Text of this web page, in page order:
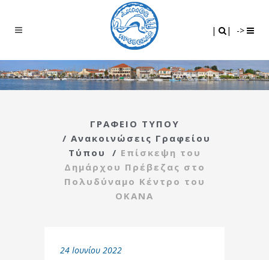
| | ->
ΓΡΑΦΕΙΟ ΤΥΠΟΥ
/ Ανακοινώσεις Γραφείου
Τύπου
/ Επίσκεψη του
Δημάρχου Πρέβεζας στο
Πολυδύναμο Κέντρο του
ΟΚΑΝΑ
24 Ιουνίου 2022